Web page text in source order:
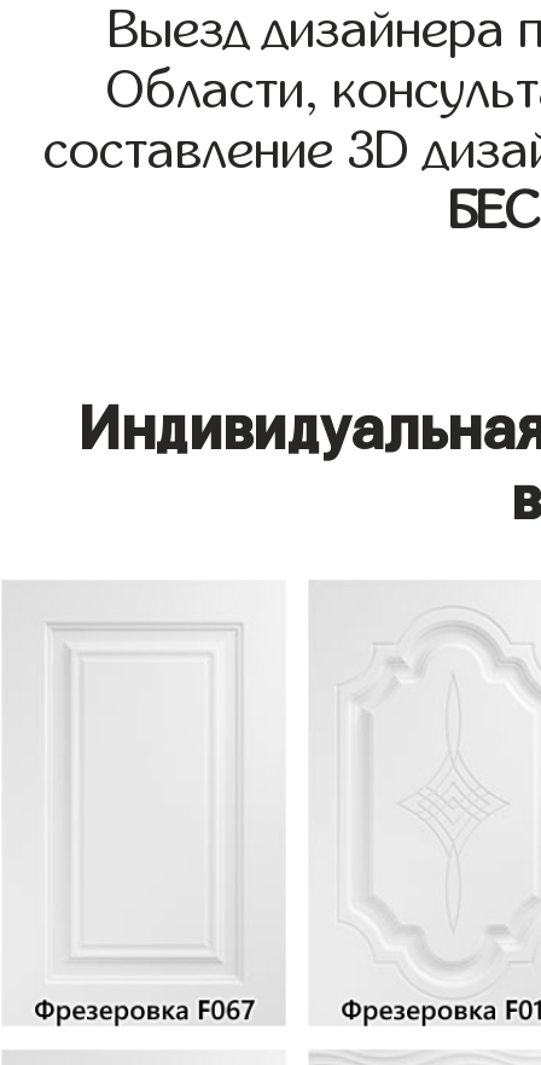
Выезд дизайнера
Области,
составление 3D